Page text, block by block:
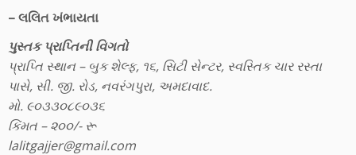
– લલિત ખંભાયતા
પુસ્તક પ્રાપ્તિની વિગતો
પ્રાપ્તિ સ્થાન – બુક શેલ્ફ, ૧૬, સિટી સેન્ટર, સ્વસ્તિક ચાર રસ્તા
પાસે, સી. જી. રોડ, નવરંગપુરા, અમદાવાદ.
મો. ૯૦૩૩૦૮૯૦૩૬
કિંમત – ૨૦૦/- રૂ
lalitgajjer@gmail.com